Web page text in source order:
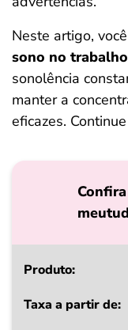
Neste artigo,
sono no trabalho
sonolência
manter a
eficazes.
Produto